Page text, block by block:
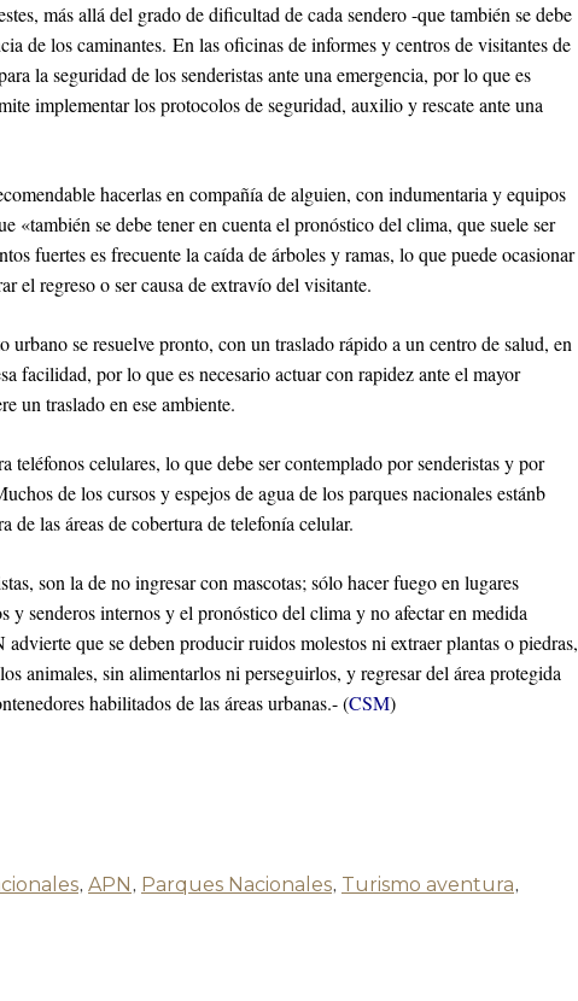
más allá del grado de dificultad de cada sendero -que también se debe
de los caminantes. En las oficinas de informes y centros de visitantes de
la seguridad de los senderistas ante una emergencia, por lo que es
implementar los protocolos de seguridad, auxilio y rescate ante una
hacerlas en compañía de alguien, con indumentaria y equipos
«también se debe tener en cuenta el pronóstico del clima, que suele ser
fuertes es frecuente la caída de árboles y ramas, lo que puede ocasionar
el regreso o ser causa de extravío del visitante.
se resuelve pronto, con un traslado rápido a un centro de salud, en
facilidad, por lo que es necesario actuar con rapidez ante el mayor
un traslado en ese ambiente.
teléfonos celulares, lo que debe ser contemplado por senderistas y por
de los cursos y espejos de agua de los parques nacionales estánb
de las áreas de cobertura de telefonía celular.
son la de no ingresar con mascotas; sólo hacer fuego en lugares
y senderos internos y el pronóstico del clima y no afectar en medida
que se deben producir ruidos molestos ni extraer plantas o piedras,
animales, sin alimentarlos ni perseguirlos, y regresar del área protegida
habilitados de las áreas urbanas.- (CSM)
, APN , Parques Nacionales, Turismo aventura,